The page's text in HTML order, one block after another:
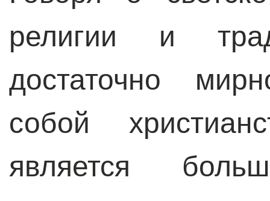
религии и
достаточно
собой
является